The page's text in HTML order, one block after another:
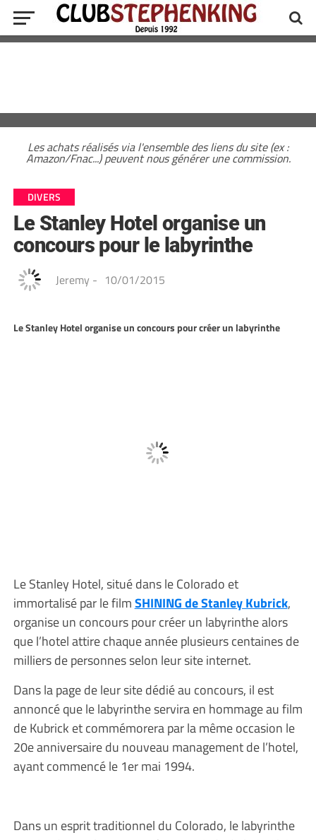
Les achats réalisés via l'ensemble des liens du site (ex :
Amazon/Fnac...) peuvent nous générer une commission.
DIVERS
Le Stanley Hotel organise un
concours pour le labyrinthe
Jeremy - 10/01/2015
Le Stanley Hotel organise un concours pour créer un labyrinthe
Le Stanley Hotel, situé dans le Colorado et
immortalisé par le filmSHINING de Stanley Kubrick,
organise un concours pour créer un labyrinthe alors
que l’hotel attire chaque année plusieurs centaines de
milliers de personnes selon leur site internet.
Dans la page de leur site dédié au concours, il est
annoncé que le labyrinthe servira en hommage au film
de Kubrick et commémorera par la même occasion le
20e anniversaire du nouveau management de l’hotel,
ayant commencé le 1er mai 1994.
Dans un esprit traditionnel du Colorado, le labyrinthe